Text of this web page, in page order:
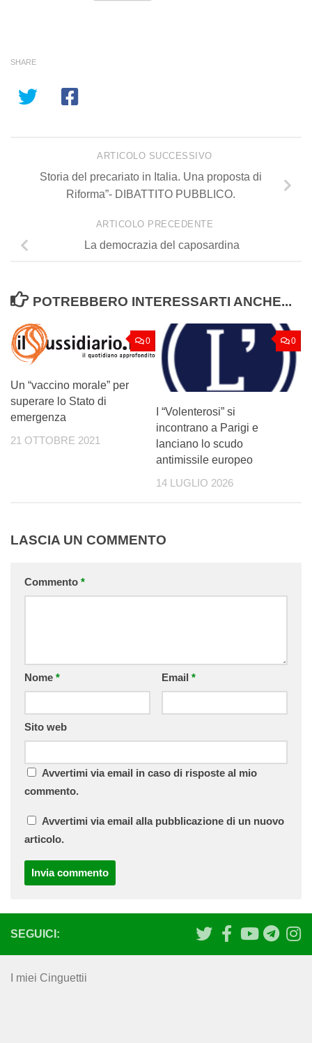
SHARE
ARTICOLO SUCCESSIVO
Storia del precariato in Italia. Una proposta di
Riforma”- DIBATTITO PUBBLICO.
ARTICOLO PRECEDENTE
La democrazia del caposardina
POTREBBERO INTERESSARTI ANCHE...
0
Un “vaccino morale” per
superare lo Stato di
emergenza
21 OTTOBRE 2021
0
I “Volenterosi” si
incontrano a Parigi e
lanciano lo scudo
antimissile europeo
14 LUGLIO 2026
LASCIA UN COMMENTO
Commento *
Nome * Email *
Sito web
Avvertimi via email in caso di risposte al mio
commento.
Avvertimi via email alla pubblicazione di un nuovo
articolo.
SEGUICI:
I miei Cinguettii